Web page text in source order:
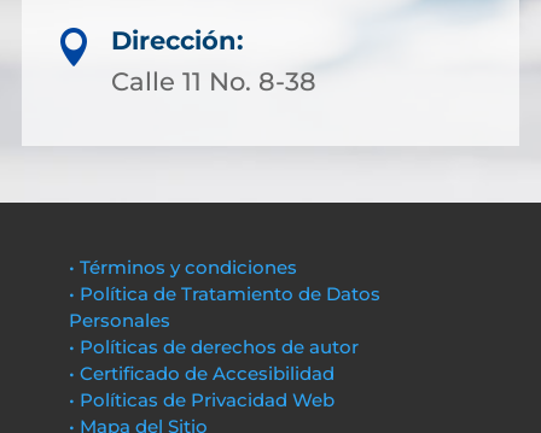

Dirección:
Calle 11 No. 8-38
• Términos y condiciones
• Política de Tratamiento de Datos
Personales
• Políticas de derechos de autor
• Certificado de Accesibilidad
• Políticas de Privacidad Web
• Mapa del Sitio